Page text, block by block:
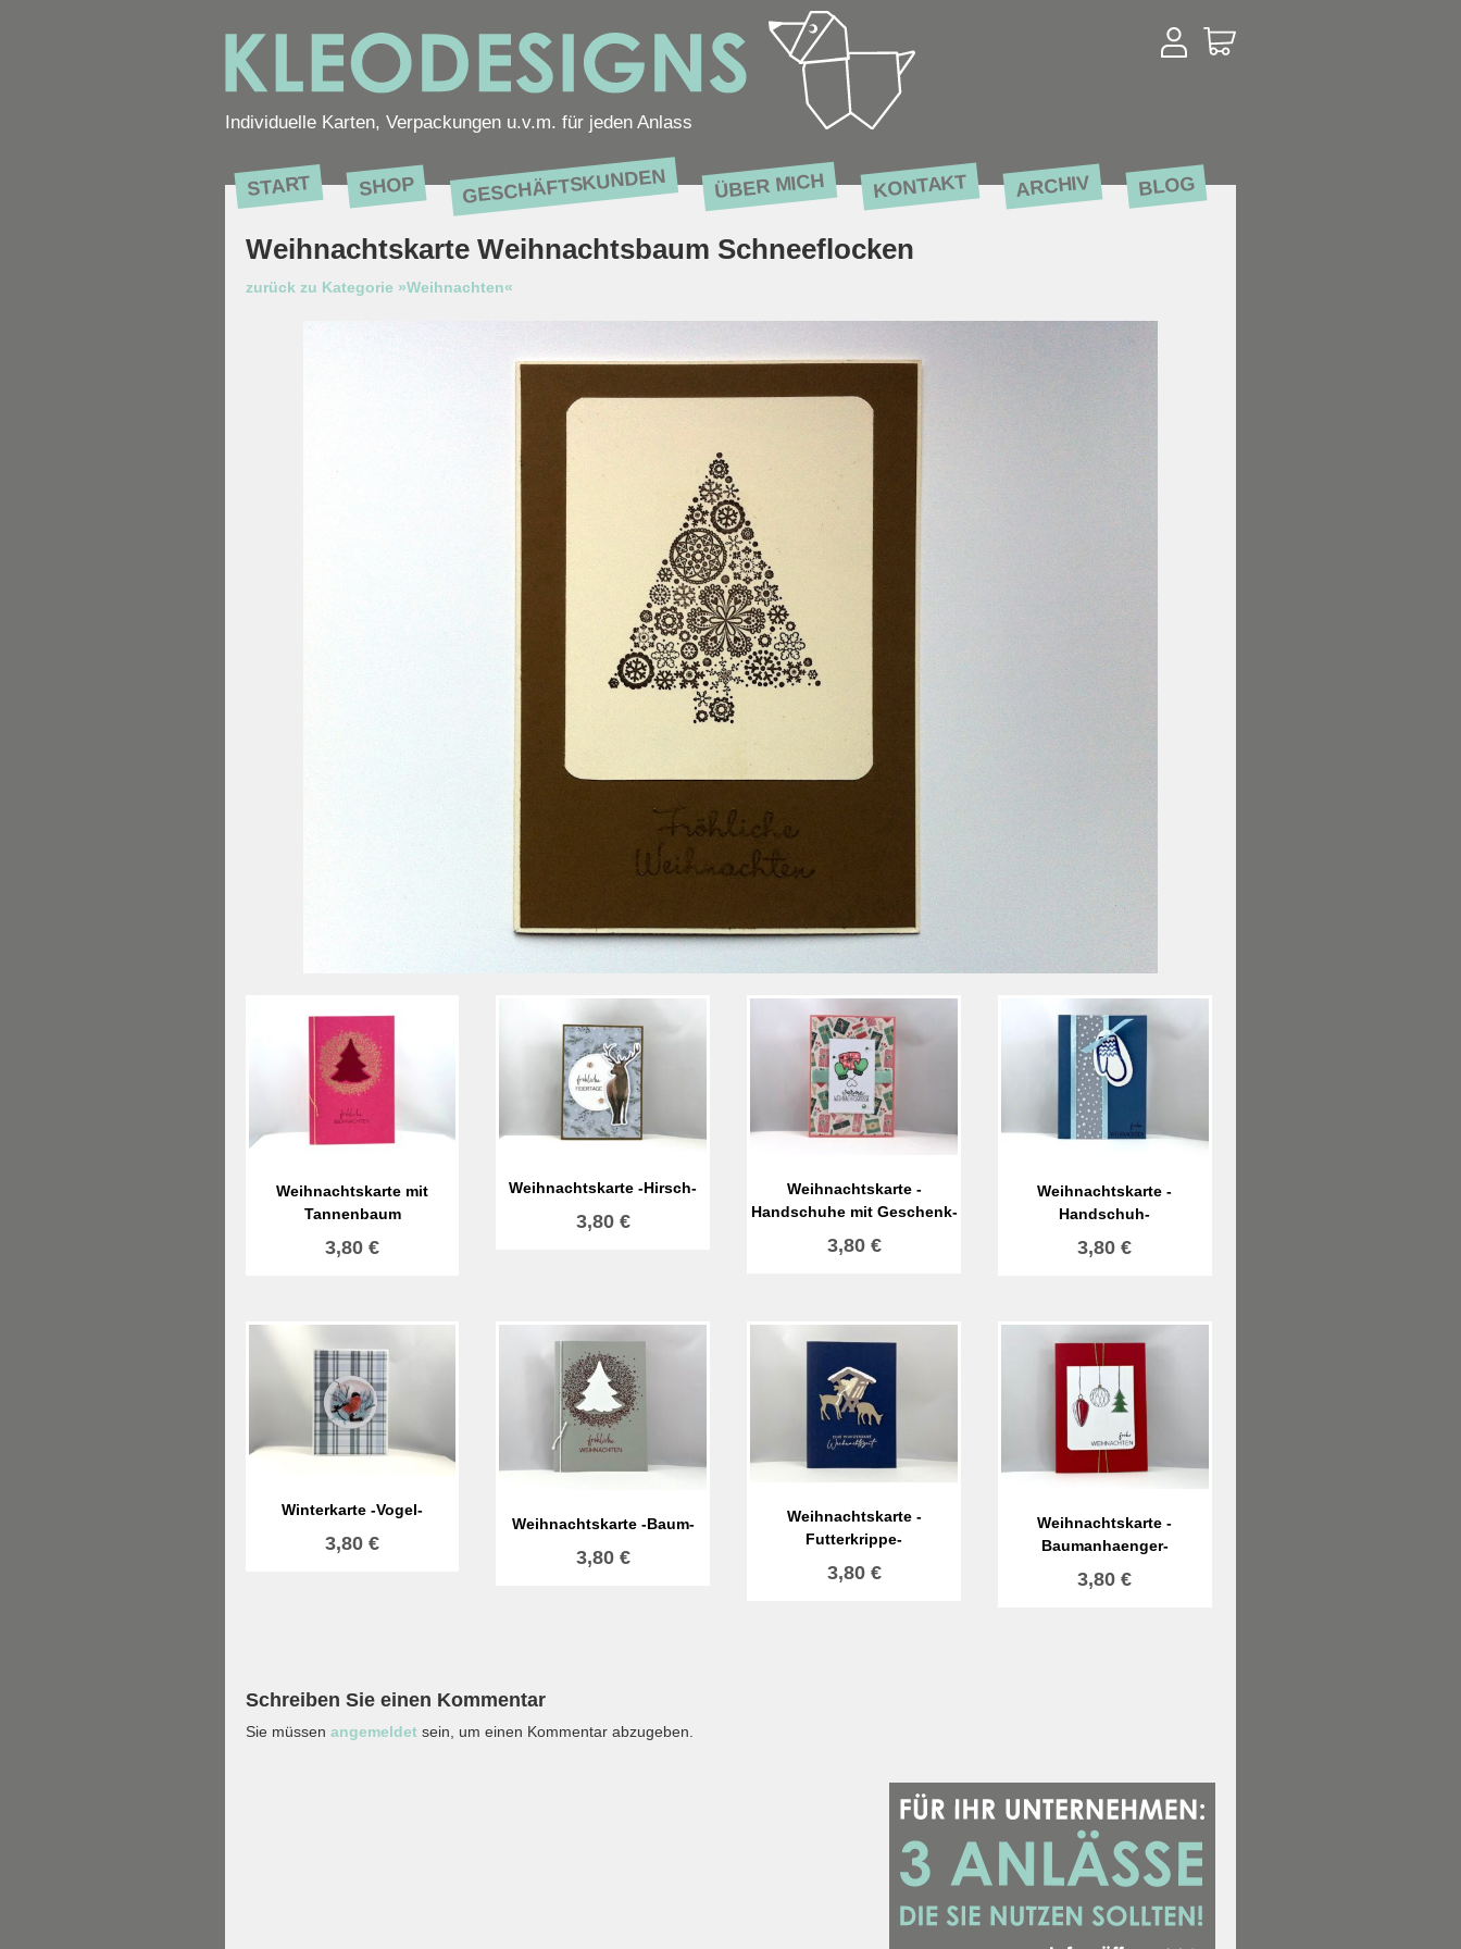
Individuelle Karten, Verpackungen u.v.m. für jeden Anlass
START SHOP GESCHÄFTSKUNDEN ÜBER MICH KONTAKT ARCHIV BLOG
Weihnachtskarte Weihnachtsbaum Schneeflocken
zurück zu Kategorie »Weihnachten«
Weihnachtskarte mit
Tannenbaum
3,80€
Weihnachtskarte -Hirsch-
3,80 €
Weihnachtskarte -
Handschuhe mit Geschenk-
3,80 €
Weihnachtskarte -
Handschuh-
3,80€
Winterkarte -Vogel-
3,80€
Weihnachtskarte -Baum-
3,80 €
Weihnachtskarte -
Futterkrippe-
3,80 €
Weihnachtskarte -
Baumanhaenger-
3,80€
Schreiben Sie einen Kommentar
Sie müssen angemeldetsein, um einen Kommentar abzugeben.